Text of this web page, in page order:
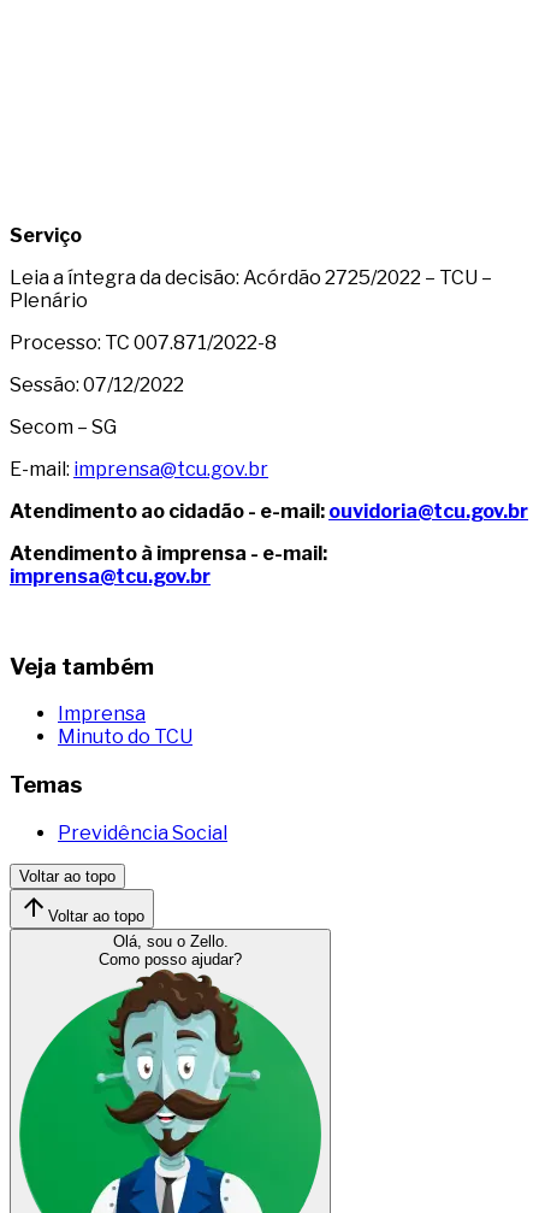
Serviço
Leia a íntegra da decisão: Acórdão 2725/2022 – TCU –
Plenário
Processo: TC 007.871/2022-8
Sessão: 07/12/2022
Secom – SG
E-mail: imprensa@tcu.gov.br
Atendimento ao cidadão - e-mail: ouvidoria@tcu.gov.br
Atendimento à imprensa - e-mail:
imprensa@tcu.gov.br
Veja também
Imprensa
Minuto do TCU
Temas
Previdência Social
Voltar ao topo
Voltar ao topo
Olá, sou o Zello.
Como posso ajudar?